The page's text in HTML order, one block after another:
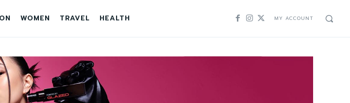
WOMEN TRAVEL HEALTH MY ACCOUNT